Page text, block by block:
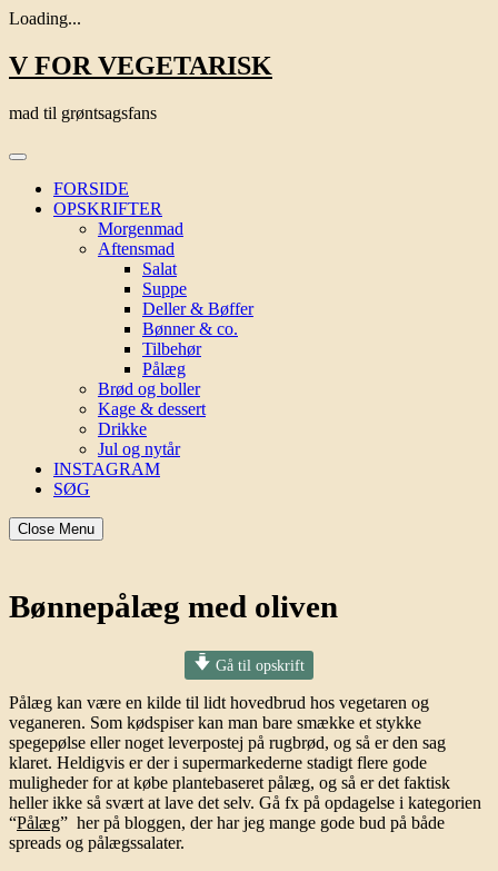
Loading...
Skip
to
V FOR VEGETARISK
mad til grøntsagsfans
FORSIDE
OPSKRIFTER
Morgenmad
Aftensmad
Salat
Suppe
Deller & Bøffer
Bønner & co.
Tilbehør
Pålæg
Brød og boller
Kage & dessert
Drikke
Jul og nytår
INSTAGRAM
SØG
Close Menu
Bønnepålæg med oliven
Gå til opskrift
Pålæg kan være en kilde til lidt hovedbrud hos vegetaren og
veganeren. Som kødspiser kan man bare smække et stykke
spegepølse eller noget leverpostej på rugbrød, og så er den sag
klaret. Heldigvis er der i supermarkederne stadigt flere gode
muligheder for at købe plantebaseret pålæg, og så er det faktisk
heller ikke så svært at lave det selv. Gå fx på opdagelse i kategorien
“Pålæg” her på bloggen, der har jeg mange gode bud på både
spreads og pålægssalater.